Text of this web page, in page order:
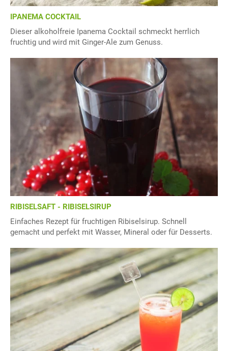
IPANEMA COCKTAIL
Dieser alkoholfreie Ipanema Cocktail schmeckt herrlich
fruchtig und wird mit Ginger-Ale zum Genuss.
RIBISELSAFT - RIBISELSIRUP
Einfaches Rezept für fruchtigen Ribiselsirup. Schnell
gemacht und perfekt mit Wasser, Mineral oder für Desserts.